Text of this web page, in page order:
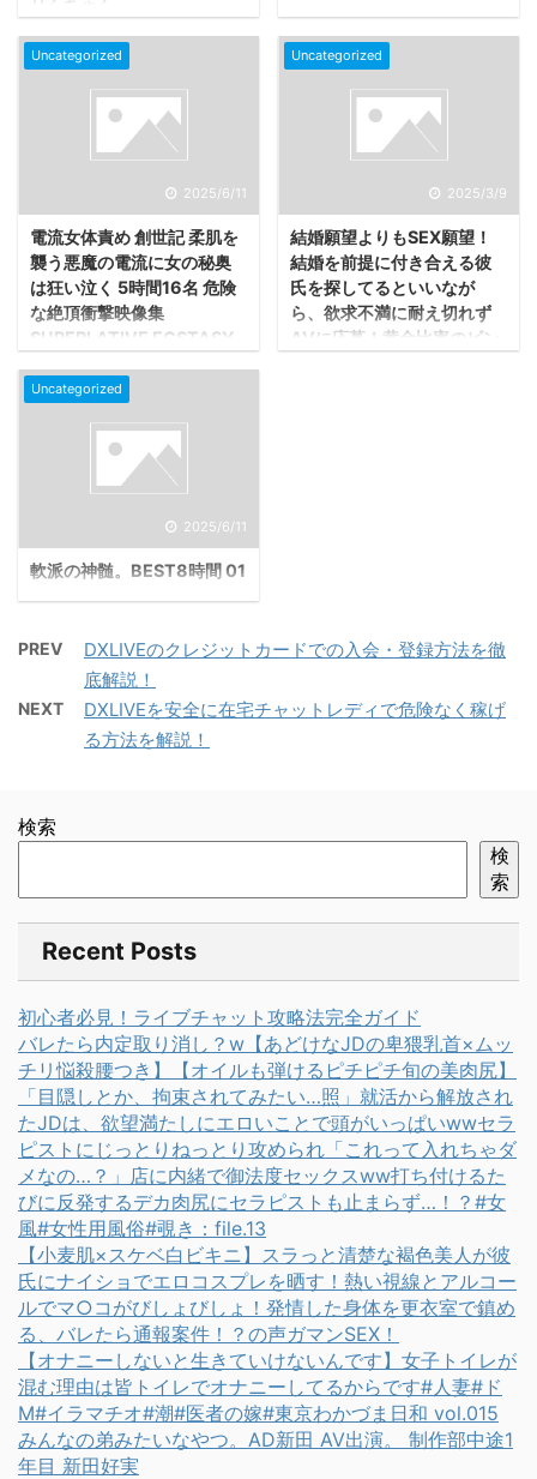
りんちゃん
Uncategorized
2025/6/11
電流女体責め 創世記 柔肌を
襲う悪魔の電流に女の秘奥
は狂い泣く 5時間16名 危険
な絶頂衝撃映像集
SUPERLATIVE ECSTASY
Uncategorized
2025/3/9
結婚願望よりもSEX願望！
結婚を前提に付き合える彼
氏を探してるといいなが
ら、欲求不満に耐え切れず
AVに応募！黄金比率のピン
Uncategorized
2025/6/11
軟派の神髄。BEST8時間 01
PREV
DXLIVEのクレジットカードでの入会・登録方法を徹
底解説！
NEXT
DXLIVEを安全に在宅チャットレディで危険なく稼げ
る方法を解説！
検索
検
索
Recent Posts
初心者必見！ライブチャット攻略法完全ガイド
バレたら内定取り消し？w【あどけなJDの卑猥乳首×ムッ
チリ悩殺腰つき】【オイルも弾けるピチピチ旬の美肉尻】
「目隠しとか、拘束されてみたい…照」就活から解放され
たJDは、欲望満たしにエロいことで頭がいっぱいwwセラ
ピストにじっとりねっとり攻められ「これって入れちゃダ
メなの…？」店に内緒で御法度セックスww打ち付けるた
びに反発するデカ肉尻にセラピストも止まらず…！？#女
風#女性用風俗#覗き：file.13
【小麦肌×スケベ白ビキニ】スラっと清楚な褐色美人が彼
氏にナイショでエロコスプレを晒す！熱い視線とアルコー
ルでマ○コがびしょびしょ！発情した身体を更衣室で鎮め
る、バレたら通報案件！？の声ガマンSEX！
【オナニーしないと生きていけないんです】女子トイレが
混む理由は皆トイレでオナニーしてるからです#人妻#ド
M#イラマチオ#潮#医者の嫁#東京わかづま日和 vol.015
みんなの弟みたいなやつ。AD新田 AV出演。 制作部中途1
年目 新田好実